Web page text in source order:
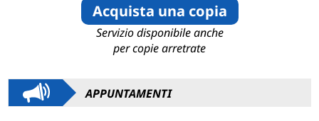
Acquista una copia
Servizio disponibile anche
per copie arretrate
APPUNTAMENTI